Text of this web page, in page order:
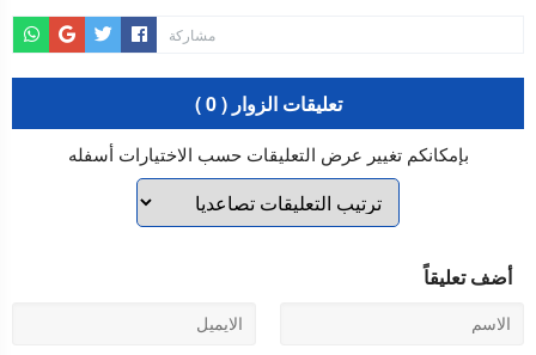
مشاركة
تعليقات الزوار ( 0 )
بإمكانكم تغيير عرض التعليقات حسب الاختيارات أسفله
أضف تعليقاً